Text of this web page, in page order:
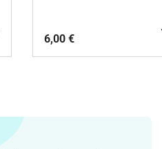
6,00 €